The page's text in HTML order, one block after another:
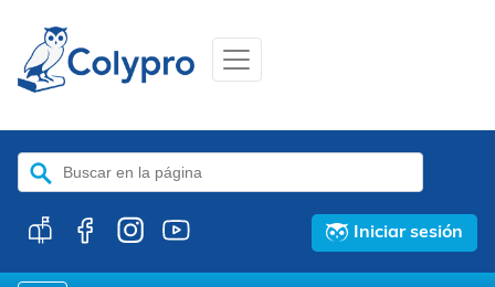
Buscar:
Iniciar sesión